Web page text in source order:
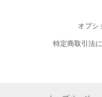
オプシ
特定商取引法